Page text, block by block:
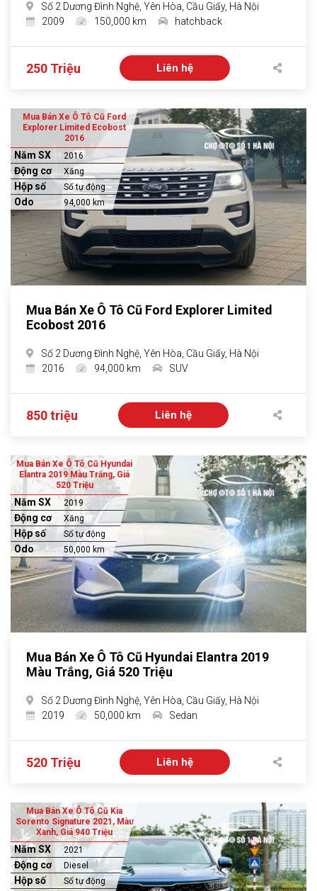
Số 2 Dương Đình Nghệ, Yên Hòa, Cầu Giấy, Hà Nội
2009
150,000 km hatchback
250 Triệu Liên hệ
Mua Bán Xe Ô Tô Cũ Ford
Explorer Limited Ecobost
2016
Năm SX 2016
Động cơ Xăng
Hộp số Số tự động
Odo 94,000 km
Mua Bán Xe Ô Tô Cũ Ford Explorer Limited
Ecobost 2016
Số 2 Dương Đình Nghệ, Yên Hòa, Cầu Giấy, Hà Nội
2016
94,000 km SUV
850 triệu Liên hệ
Mua Bán Xe Ô Tô Cũ Hyundai
Elantra 2019 Màu Trắng, Giá
520 Triệu
Năm SX 2019
Động cơ Xăng
Hộp số Số tự động
Odo 50,000 km
Mua Bán Xe Ô Tô Cũ Hyundai Elantra 2019
Màu Trắng, Giá 520 Triệu
Số 2 Dương Đình Nghệ, Yên Hòa, Cầu Giấy, Hà Nội
2019
50,000 km Sedan
520 Triệu Liên hệ
Mua Bán Xe Ô Tô Cũ Kia
Sorento Signature 2021, Màu
Xanh, Giá 940 Triệu
Năm SX 2021
Động cơ Diesel
Hộp số Số tự động